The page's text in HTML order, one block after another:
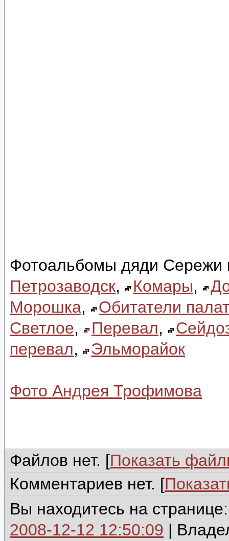
Фотоальбомы дяди Сережи
Петрозаводск, Комары,
Морошка,
Обитатели
Светлое, Перевал,
перевал, Эльморайок
Фото Андрея Трофимова
Файлов нет. [Показать
Комментариев нет. [
Вы находитесь на
2008-12-12 12:50:09 |